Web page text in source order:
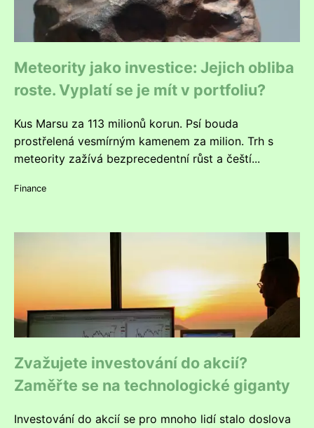
Meteority jako investice: Jejich obliba
roste. Vyplatí se je mít v portfoliu?
Kus Marsu za 113 milionů korun. Psí bouda
prostřelená vesmírným kamenem za milion. Trh s
meteority zažívá bezprecedentní růst a čeští...
Finance
Zvažujete investování do akcií?
Zaměřte se na technologické giganty
Investování do akcií se pro mnoho lidí stalo doslova